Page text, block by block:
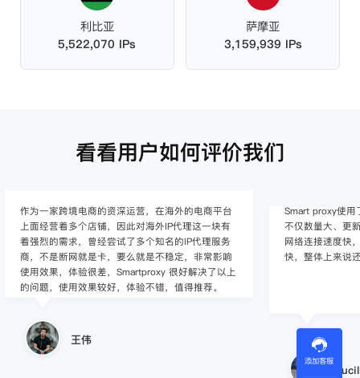
利比亚
5,522,070 IPs
萨摩亚
3,159,939 IPs
看看用户如何评价我们
作为一家跨境电商的资深运营，在海外的电商平台
上面经营着多个店铺，因此对海外IP代理这一块有
着强烈的需求，曾经尝试了多个知名的IP代理服务
商，不是断网就是卡，要么就是不稳定，非常影响
使用效果，体验很差，Smartproxy 很好解决了以上
的问题，使用效果较好，体验不错，值得推荐。
王伟
Smart proxy使用
不仅数量大、更
网络连接速度快
快，整体上来说
添加客服